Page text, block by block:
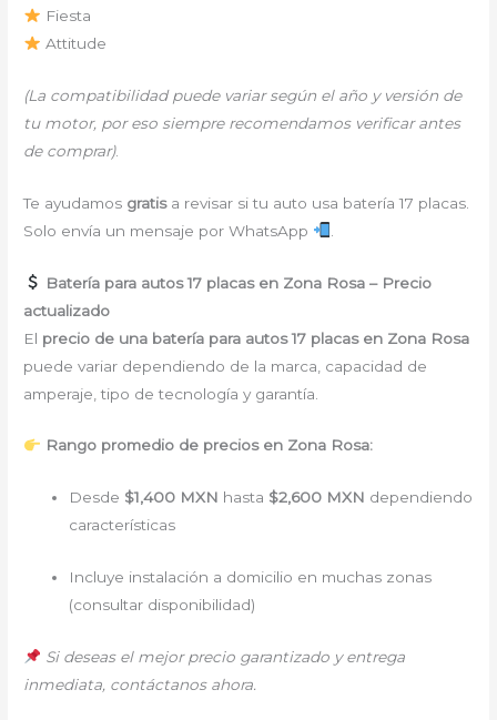
Fiesta
Attitude
(La compatibilidad puede variar según el año y versión de
tu motor, por eso siempre recomendamos verificar antes
de comprar).
Te ayudamos gratisa revisar si tu auto usa batería 17 placas.
Solo envía un mensaje por WhatsApp
Batería para autos 17 placas en Zona Rosa – Precio
actualizado
El precio de una batería para autos 17 placas en Zona Rosa
puede variar dependiendo de la marca, capacidad de
amperaje, tipo de tecnología y garantía.
Rango promedio de precios en Zona Rosa:
Desde $1,400 MXN hasta $2,600 MXN dependiendo
características
Incluye instalación a domicilio en muchas zonas
(consultar disponibilidad)
Si deseas el mejor precio garantizado y entrega
inmediata, contáctanos ahora.